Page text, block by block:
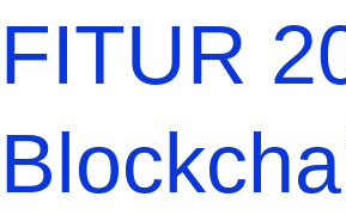
FITUR